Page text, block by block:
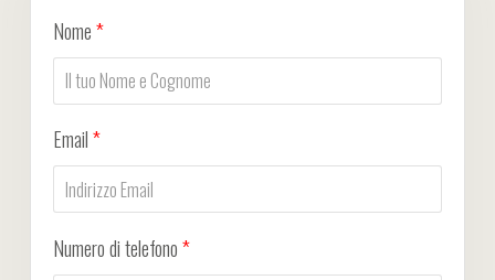
Nome*
Email*
Numero di telefono*